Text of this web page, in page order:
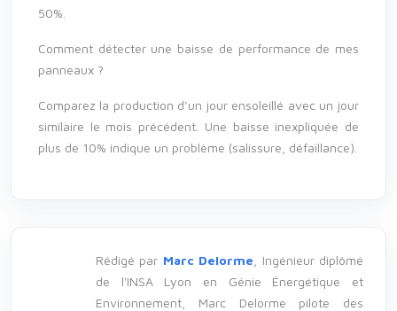
50%.
Comment détecter une baisse de performance de mes
panneaux ?
Comparez la production d’un jour ensoleillé avec un jour
similaire le mois précédent. Une baisse inexpliquée de
plus de 10% indique un problème (salissure, défaillance).
Rédigé par Marc Delorme , Ingénieur diplômé
de l'INSA Lyon en Génie Énergétique et
Environnement, Marc Delorme pilote des